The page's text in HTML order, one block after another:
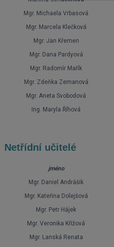
Mgr. Michaela Vrbasová
Mgr. Marcela Klečková
Mgr. Jan Křemen
Mgr. Dana Pardyová
Mgr. Radomír Mařík
Mgr. Zdeňka Zemanová
Mgr. Aneta Svobodová
Ing. Maryla Říhová
Netřídní učitelé
jméno
Mgr. Daniel Andrášik
Mgr. Kateřina Dolejšová
Mgr. Petr Hájek
Mgr. Veronika Křížová
Mgr. Lanská Renata